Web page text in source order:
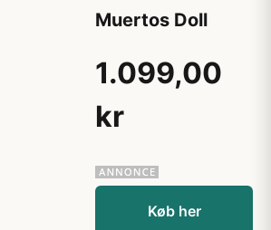
Muertos Doll
1.099,00
kr
Køb her